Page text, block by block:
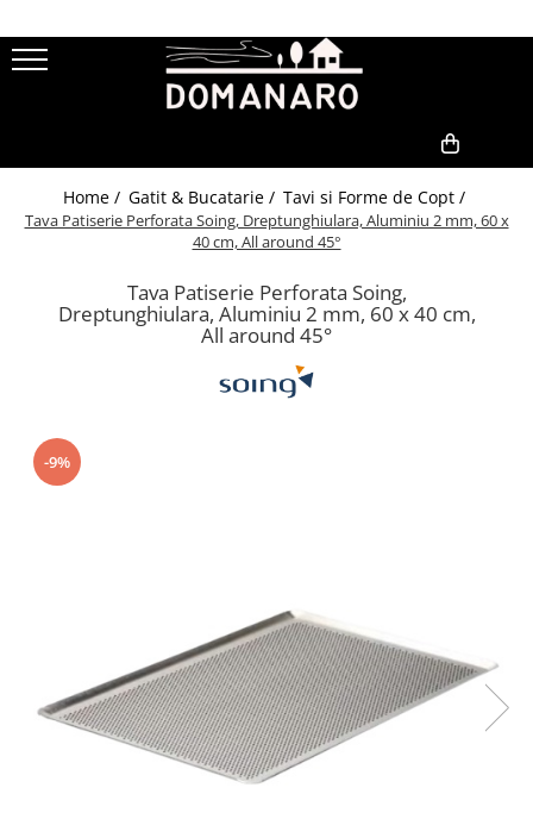
Curatenie & Ingrijire
Steamere
Uscatoare Rufe
Accesorii generatoare de abur
Accesorii Uscatoare
Gatit & Bucatarie
Tigai din Fonta
Gratare Electrice
Gradina & Exterior
Sere
Compostoare
Home / Gatit & Bucatarie / Tavi si Forme de Copt /
Tava Patiserie Perforata Soing, Dreptunghiulara, Aluminiu 2 mm, 60 x
40 cm, All around 45°
Tava Patiserie Perforata Soing,
Dreptunghiulara, Aluminiu 2 mm, 60 x 40 cm,
All around 45°
-9%